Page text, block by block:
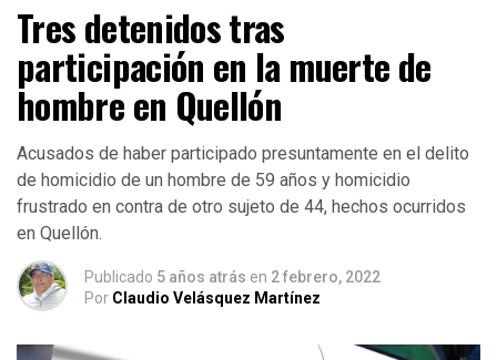
Tres detenidos tras
participación en la muerte de
hombre en Quellón
Acusados de haber participado presuntamente en el delito
de homicidio de un hombre de 59 años y homicidio
frustrado en contra de otro sujeto de 44, hechos ocurridos
en Quellón.
Publicado 5 años atrás en 2 febrero, 2022
Por Claudio Velásquez Martínez